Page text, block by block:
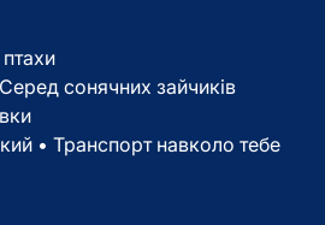
сонячних зайчиків
• Транспорт навколо тебе